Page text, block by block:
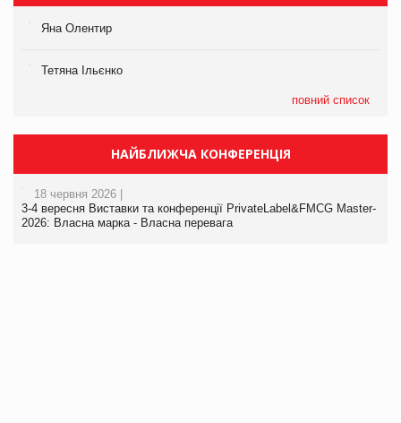
Яна Олентир
Тетяна Ільєнко
повний список
НАЙБЛИЖЧА КОНФЕРЕНЦІЯ
18 червня 2026 |
3-4 вересня Виставки та конференції PrivateLabel&FMCG Master-
2026: Власна марка - Власна перевага